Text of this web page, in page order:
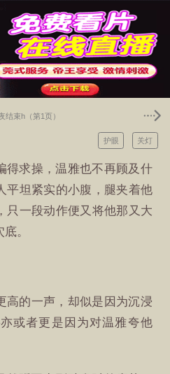
结束h（第1页）
关灯
护眼
得求操，温雅也不再顾及什
平坦紧实的小腹，腿夹着他
只一段动作便又将他那又大
。
高的一声，却似是因为沉浸
或者更是因为对温雅夸他